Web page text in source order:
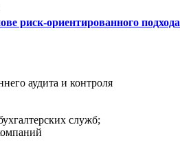
риск-ориентированного подхода
аудита и контроля
служб;